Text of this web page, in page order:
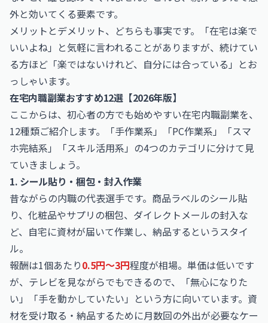
外と効いてくる要素です。
メリットとデメリット、どちらも事実です。「在宅は楽で
いいよね」と気軽に言われることがありますが、続けてい
る方ほど「楽ではないけれど、自分には合っている」とお
っしゃいます。
在宅内職副業おすすめ12選【2026年版】
ここからは、初心者の方でも始めやすい在宅内職副業を、
12種類ご紹介します。「手作業系」「PC作業系」「スマ
ホ完結系」「スキル活用系」の4つのカテゴリに分けて見
ていきましょう。
1. シール貼り・梱包・封入作業
昔ながらの内職の代表選手です。商品ラベルのシール貼
り、化粧品やサプリの梱包、ダイレクトメールの封入な
ど、自宅に資材が届いて作業し、納品するというスタイ
ル。
報酬は1個あたり0.5円〜3円程度が相場。単価は低いです
が、テレビを見ながらでもできるので、「無心になりた
い」「手を動かしていたい」という方に向いています。資
材を受け取る・納品するために月数回の外出が必要なケー